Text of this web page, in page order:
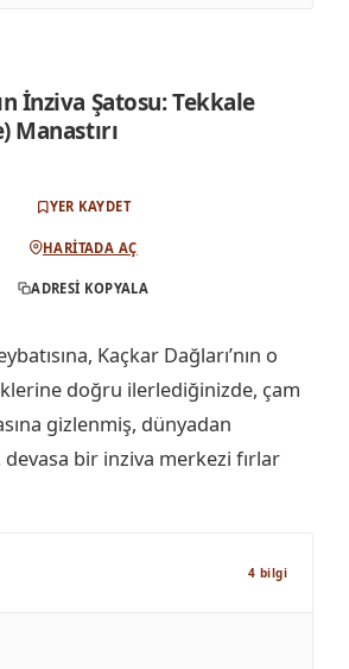
İnziva Şatosu: Tekkale
Manastırı
YER KAYDET
HARITADA AÇ
ADRESI KOPYALA
Kaçkar Dağları’nın o
doğru ilerlediğinizde, çam
gizlenmiş, dünyadan
bir inziva merkezi fırlar
4 bilgi